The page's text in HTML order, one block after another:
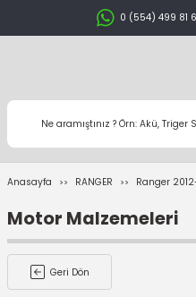
0 (554) 499 81
Anasayfa RANGER Ranger
Motor Malzemeleri
Geri Dön